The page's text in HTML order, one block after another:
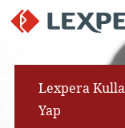
Lexpera
Yap